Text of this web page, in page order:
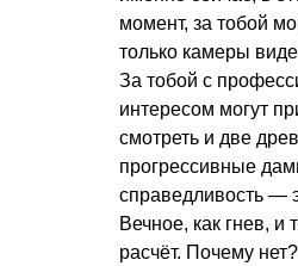
момент, за тобой
только камеры
За тобой с
интересом могут
смотреть и две
прогрессивные
справедливость —
Вечное, как гнев, и
расчёт. Почему нет?